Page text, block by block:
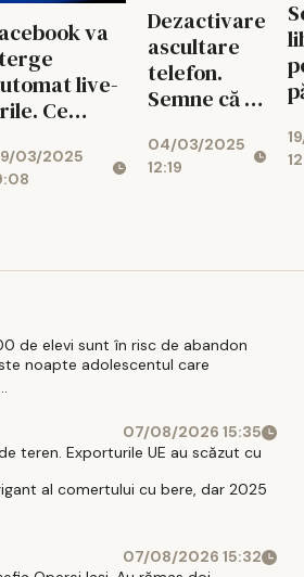
în
de
va
live-
Ce
a vă
03/2025
Dezactivare
ascultare
telefon.
Semne că ai
04/03/2025
12:19
de elevi sunt în risc de abandon
noapte adolescentul care
07/08/2026 15:35
teren. Exporturile UE au scăzut cu
al comertului cu bere, dar 2025
07/08/2026 15:32